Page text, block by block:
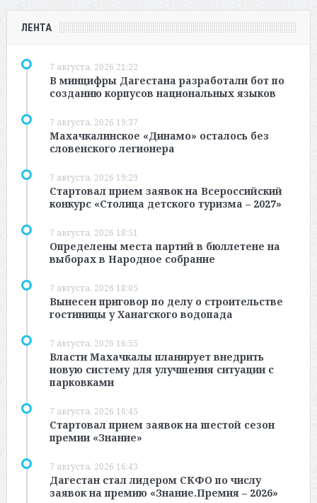
ЛЕНТА
7 августа, 2026 21:22
В минцифры Дагестана разработали бот по
созданию корпусов национальных языков
7 августа, 2026 19:37
Махачкалинское «Динамо» осталось без
словенского легионера
7 августа, 2026 19:29
Стартовал прием заявок на Всероссийский
конкурс «Столица детского туризма – 2027»
7 августа, 2026 18:51
Определены места партий в бюллетене на
выборах в Народное собрание
7 августа, 2026 18:05
Вынесен приговор по делу о строительстве
гостиницы у Ханагского водопада
7 августа, 2026 16:55
Власти Махачкалы планирует внедрить
новую систему для улучшения ситуации с
парковками
7 августа, 2026 16:45
Стартовал прием заявок на шестой сезон
премии «Знание»
7 августа, 2026 16:43
Дагестан стал лидером СКФО по числу
заявок на премию «Знание.Премия – 2026»